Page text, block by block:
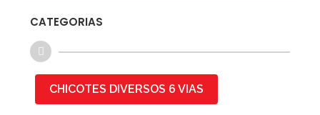
CATEGORIAS
CHICOTES DIVERSOS 6 VIAS